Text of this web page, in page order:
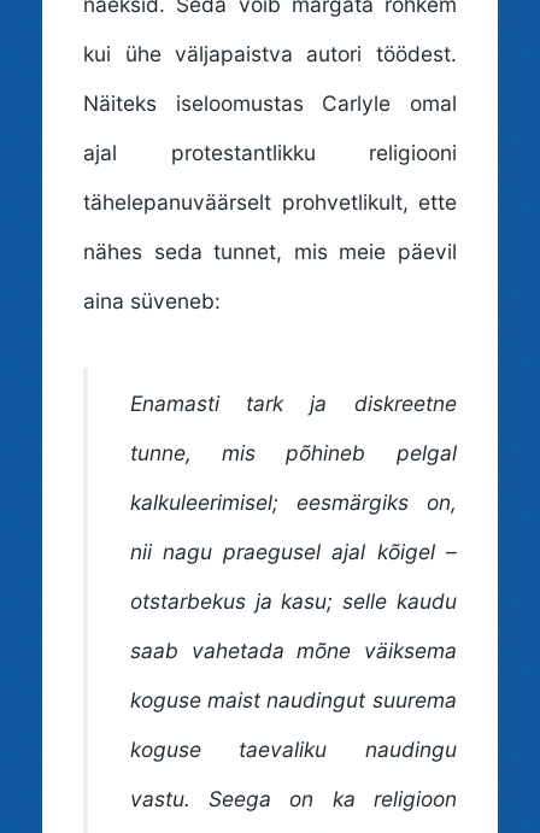
kui ühe väljapaistva autori töödest.
Näiteks iseloomustas Carlyle omal
ajal protestantlikku religiooni
tähelepanuväärselt prohvetlikult, ette
nähes seda tunnet, mis meie päevil
aina süveneb:
Enamasti tark ja diskreetne
tunne, mis põhineb pelgal
kalkuleerimisel; eesmärgiks on,
nii nagu praegusel ajal kõigel –
otstarbekus ja kasu; selle kaudu
saab vahetada mõne väiksema
kogusemaist naudingut suurema
kogusetaevaliku naudingu
vastu. Seega on ka religioon